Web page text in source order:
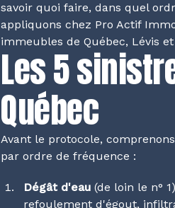
savoir quoi faire, dans quel
appliquons chez Pro Actif
immeubles de Québec, Lévis
Les 5
Québec
Avant le protocole,
par ordre de fréquence :
Dégât d'eau (de loin le n°
refoulement d'égout,